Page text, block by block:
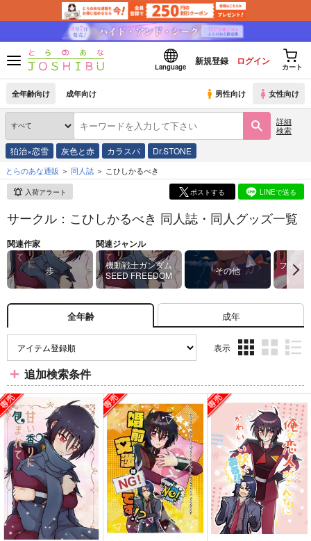
Language
新規登録 ログイン
カート
全年齢向け 成年向け 男性向け 女性向け
詳細
検索
狛治×恋雪 灰色と赤 カラスバ Dr.STONE
とらのあな通販 同人誌 こひしかるべき
入荷アラート ポストする LINEで送る
サークル：こひしかるべき 同人誌・同人グッズ一覧
関連作家
歩
関連ジャンル
機動戦士ガンダム
SEED FREEDOM
その他
ファイ
全年齢 成年
表示
ム
表
ム
表
示
ム
表
示
追加検索条件